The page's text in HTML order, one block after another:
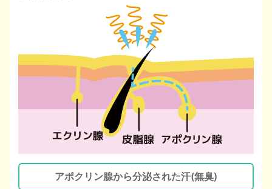
アポクリン腺から分泌された汗(無臭)